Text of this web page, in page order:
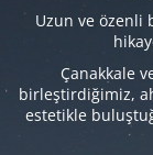
Uzun ve özenli
Çanakkale
birleştirdiğimiz,
estetikle